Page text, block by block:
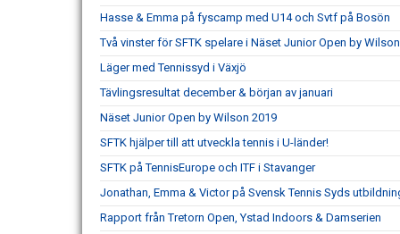
Hasse & Emma på fyscamp med U14 och Svtf på Bosön
Två vinster för SFTK spelare i Näset Junior Open by Wilson
Läger med Tennissyd i Växjö
Tävlingsresultat december & början av januari
Näset Junior Open by Wilson 2019
SFTK hjälper till att utveckla tennis i U-länder!
SFTK på TennisEurope och ITF i Stavanger
Jonathan, Emma & Victor på Svensk Tennis Syds
Rapport från Tretorn Open, Ystad Indoors & Damserien